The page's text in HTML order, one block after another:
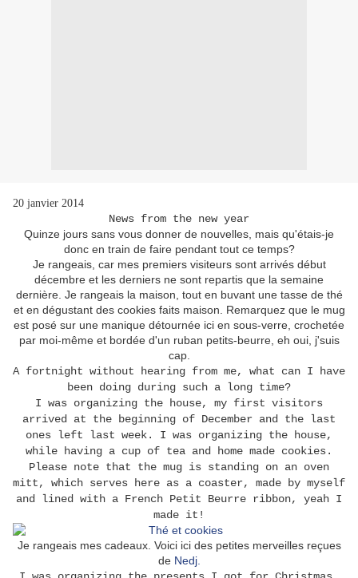
20 janvier 2014
News from the new year
Quinze jours sans vous donner de nouvelles, mais qu'étais-je
donc en train de faire pendant tout ce temps?
Je rangeais, car mes premiers visiteurs sont arrivés début
décembre et les derniers ne sont repartis que la semaine
dernière. Je rangeais la maison, tout en buvant une tasse de thé
et en dégustant des cookies faits maison. Remarquez que le mug
est posé sur une manique détournée ici en sous-verre, crochetée
par moi-même et bordée d'un ruban petits-beurre, eh oui, j'suis
cap.
A fortnight without hearing from me, what can I have
been doing during such a long time?
I was organizing the house, my first visitors
arrived at the beginning of December and the last
ones left last week. I was organizing the house,
while having a cup of tea and home made cookies.
Please note that the mug is standing on an oven
mitt, which serves here as a coaster, made by myself
and lined with a French Petit Beurre ribbon, yeah I
made it!
Je rangeais mes cadeaux. Voici ici des petites merveilles reçues
de Nedj.